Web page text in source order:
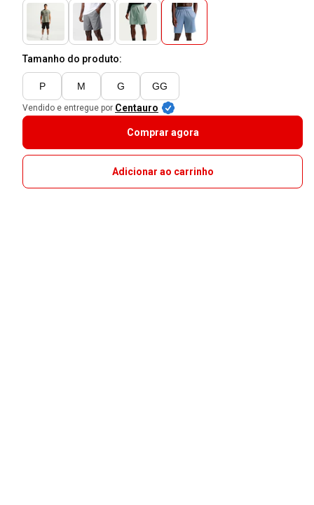
Tamanho do produto:
P M G GG
Vendido e entregue por Centauro
Comprar agora
Adicionar ao carrinho